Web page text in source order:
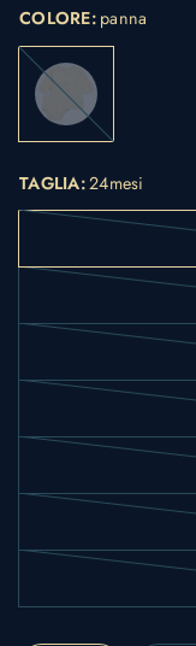
COLORE: panna
panna
TAGLIA:24mesi